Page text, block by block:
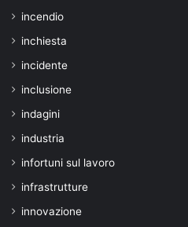
incendio
inchiesta
incidente
inclusione
indagini
industria
infortuni sul lavoro
infrastrutture
innovazione